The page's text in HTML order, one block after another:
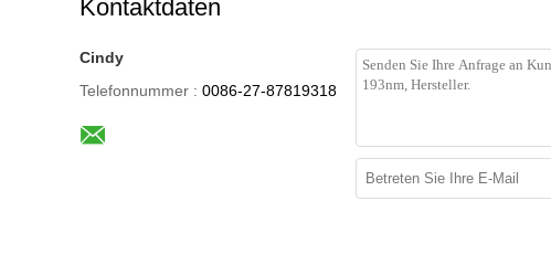
Kontaktdaten
Cindy
Telefonnummer : 0086-27-87819318